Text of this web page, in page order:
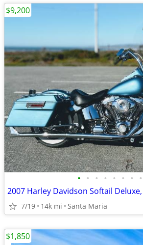
• • • • • • • •
2007 Harley Davidson Softail
7/19 14k mi Santa Maria
$9,200
$1,850